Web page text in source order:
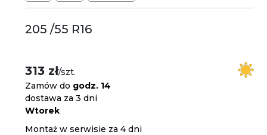
205 /55 R16
313 zł/szt.
Zamów do godz. 14
dostawa za 3 dni
Wtorek
Montaż w serwisie za 4 dni